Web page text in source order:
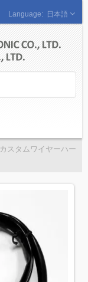
日本語
カスタムワイヤーハー